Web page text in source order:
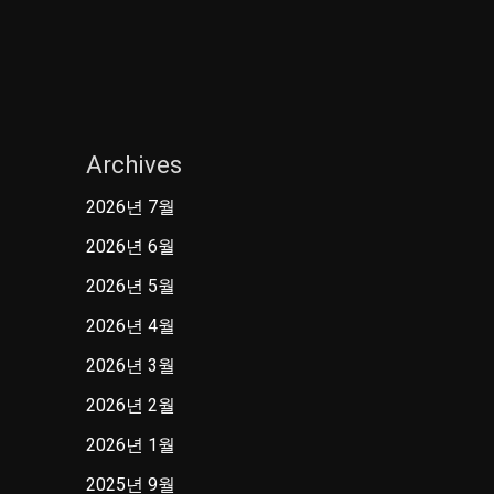
Archives
2026년 7월
2026년 6월
2026년 5월
2026년 4월
2026년 3월
2026년 2월
2026년 1월
2025년 9월